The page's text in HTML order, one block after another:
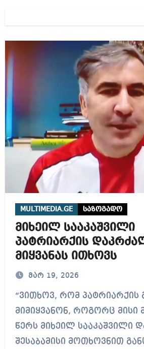
MULTIMEDIA.GE საზოგადო
მიხეილ სააკაშვილი
პატრიარქის
მიყვანას ითხოვს
მარ 19, 2026
“ვითხოვ, რომ პატრიარქის გასვენებაში
მიმიყვანონ, როგორც მისი
წერს მიხეილ სააკაშვილი
შესაბამისი მოთხოვნით